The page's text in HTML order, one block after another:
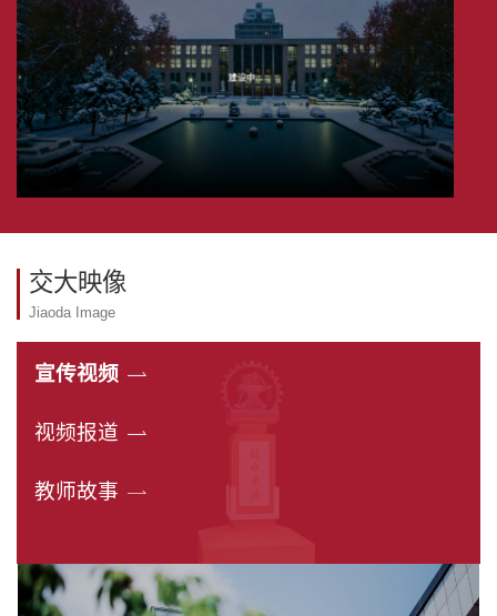
交大映像
Jiaoda Image
宣传视频
视频报道
教师故事